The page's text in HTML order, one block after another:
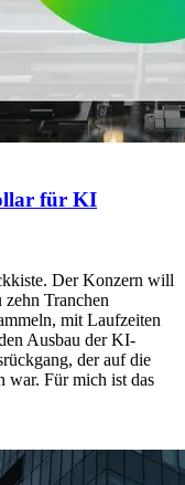
für KI
Der Konzern will
Tranchen
mit Laufzeiten
Ausbau der KI-
der auf die
war. Für mich ist das